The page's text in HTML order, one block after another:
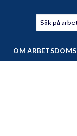
OM